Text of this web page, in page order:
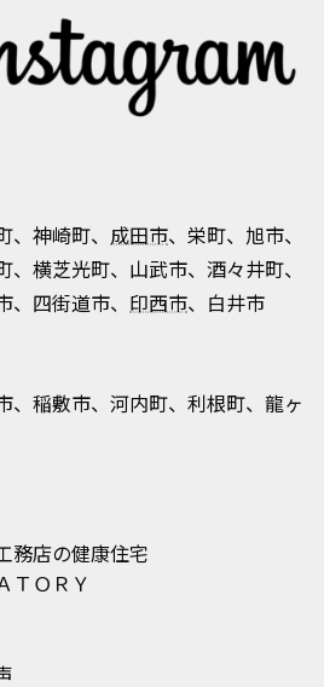
、神崎町、 成田市、栄町、旭市、
横芝光町、山武市、酒々井町、
、四街道市、 印西市、白井市
、稲敷市、河内町、利根町、龍ヶ
務店の健康住宅
ＴＯＲＹ